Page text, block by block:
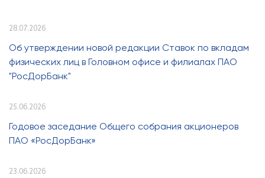
28.07.2026
Об утверждении новой редакции Ставок по вкладам
физических лиц в Головном офисе и филиалах ПАО
"РосДорБанк"
25.06.2026
Годовое заседание Общего собрания акционеров
ПАО «РосДорБанк»
23.06.2026